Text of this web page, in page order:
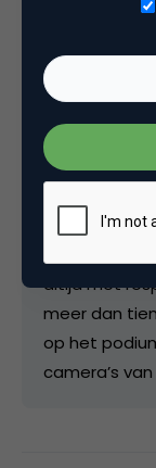
scherpte en
congressen,
Daarnaast
eigen stijl. Hij
switcht
gesprekken,
altijd met
meer dan
op het
camera’s